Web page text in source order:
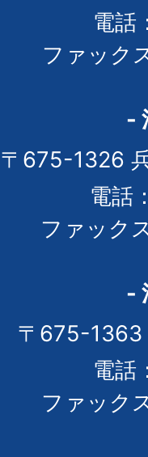
電話
ファック
-
〒675-1326
電話
ファック
-
〒675-1363
電話
ファック